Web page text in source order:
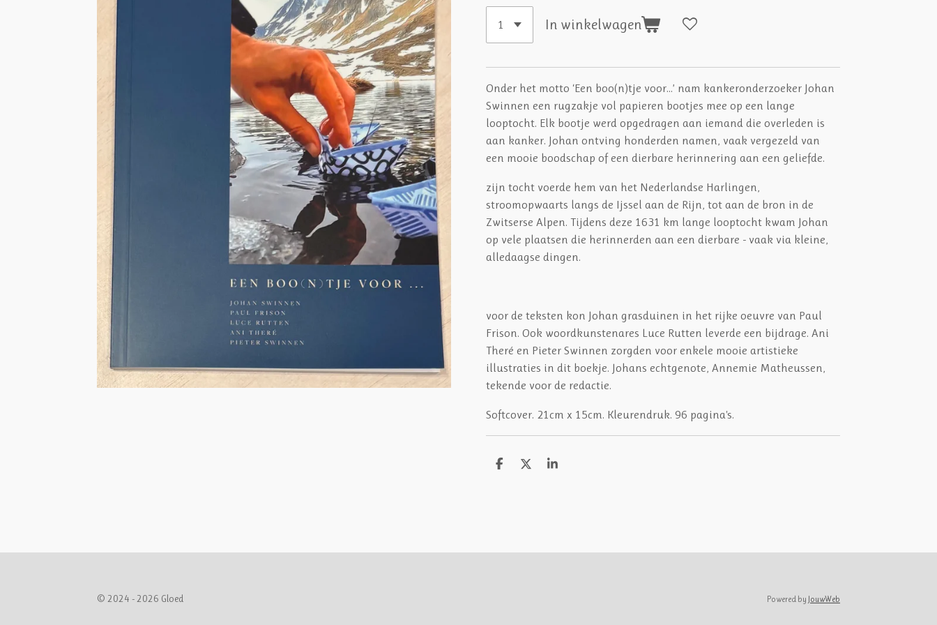
In winkelwagen
Onder het motto ‘Een boo(n)tje voor...’ nam kankeronderzoeker Johan
Swinnen een rugzakje vol papieren bootjes mee op een lange
looptocht. Elk bootje werd opgedragen aan iemand die overleden is
aan kanker. Johan ontving honderden namen, vaak vergezeld van
een mooie boodschap of een dierbare herinnering aan een geliefde.
zijn tocht voerde hem van het Nederlandse Harlingen,
stroomopwaarts langs de Ijssel aan de Rijn, tot aan de bron in de
Zwitserse Alpen. Tijdens deze 1631 km lange looptocht kwam Johan
op vele plaatsen die herinnerden aan een dierbare - vaak via kleine,
alledaagse dingen.
voor de teksten kon Johan grasduinen in het rijke oeuvre van Paul
Frison. Ook woordkunstenares Luce Rutten leverde een bijdrage. Ani
Theré en Pieter Swinnen zorgden voor enkele mooie artistieke
illustraties in dit boekje. Johans echtgenote, Annemie Matheussen,
tekende voor de redactie.
Softcover. 21cm x 15cm. Kleurendruk. 96 pagina's.
D
D
S
© 2024 - 2026 Gloed Powered by JouwWeb